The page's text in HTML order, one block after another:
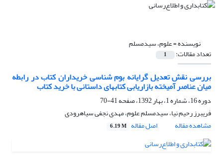
نویسنده =علوم، سیدمسلم
تعداد مقالات: 1
بررسی نقش تعدیل گرایانه بوم شناسی خریداران کتاب در رابطه
میان عناصر آمیخته بازاریابی کتابهای داستانی با خرید کتاب
دوره 16، شماره 1، بهار 1392، صفحه
41-70
فریبرز رحیم نیا، سیدمسلم علوم، مهدی نجفی سیاهرودی
مشاهده مقاله
اصل مقاله 6.19 M